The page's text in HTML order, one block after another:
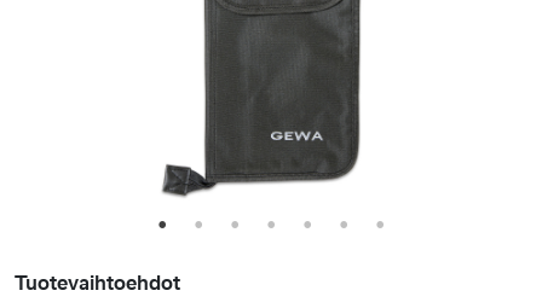
1 2 3 4 5 6 7
Tuotevaihtoehdot